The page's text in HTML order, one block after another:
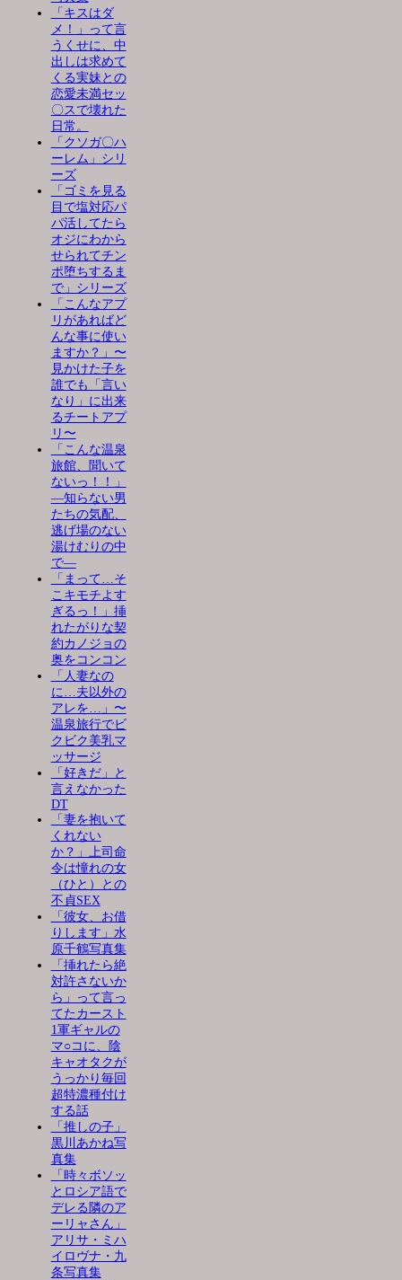
「キスはダ
メ！」って言
うくせに、中
出しは求めて
くる実妹との
恋愛未満セッ
〇スで壊れた
日常。
「クソガ〇ハ
ーレム」シリ
ーズ
「ゴミを見る
目で塩対応パ
パ活してたら
オジにわから
せられてチン
ポ堕ちするま
で」シリーズ
「こんなアプ
リがあればど
んな事に使い
ますか？」〜
見かけた子を
誰でも「言い
なり」に出来
るチートアプ
リ〜
「こんな温泉
旅館、聞いて
ないっ！！」
―知らない男
たちの気配、
逃げ場のない
湯けむりの中
で―
「まって…そ
こキモチよす
ぎるっ！」挿
れたがりな契
約カノジョの
奥をコンコン
「人妻なの
に…夫以外の
アレを…」〜
温泉旅行でビ
クビク美乳マ
ッサージ
「好きだ」と
言えなかった
DT
「妻を抱いて
くれない
か？」上司命
令は憧れの女
（ひと）との
不貞SEX
「彼女、お借
りします」水
原千鶴写真集
「挿れたら絶
対許さないか
ら」って言っ
てたカースト
1軍ギャルの
マ○コに、陰
キャオタクが
うっかり毎回
超特濃種付け
する話
「推しの子」
黒川あかね写
真集
「時々ボソッ
とロシア語で
デレる隣のア
ーリャさん」
アリサ・ミハ
イロヴナ・九
条写真集